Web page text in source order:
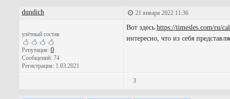
dundich 21 января 2022 11:36
улётный состав
Репутация: 0
Сообщений: 74
Регистрация: 1.03.2021
Вот здесь https://timesles.com/ru/
интересно, что из себя
3